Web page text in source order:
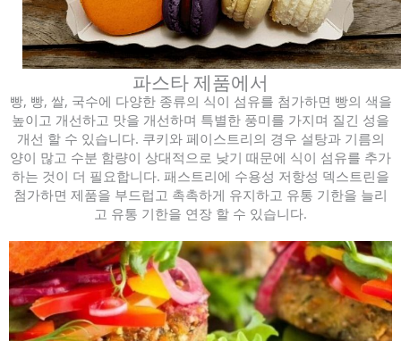
파스타 제품에서
빵, 빵, 쌀, 국수에 다양한 종류의 식이 섬유를 첨가하면 빵의 색을
높이고 개선하고 맛을 개선하며 특별한 풍미를 가지며 질긴 성을
개선 할 수 있습니다. 쿠키와 페이스트리의 경우 설탕과 기름의
양이 많고 수분 함량이 상대적으로 낮기 때문에 식이 섬유를 추가
하는 것이 더 필요합니다. 패스트리에 수용성 저항성 덱스트린을
첨가하면 제품을 부드럽고 촉촉하게 유지하고 유통 기한을 늘리
고 유통 기한을 연장 할 수 있습니다.